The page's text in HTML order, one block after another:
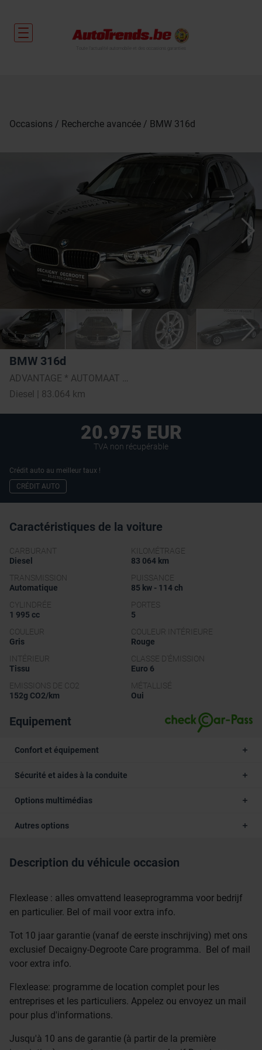
Occasions Recherche avancée BMW 316d
BMW 316d
Diesel | 83.064 km
20.975 EUR
TVA non récupérable
Crédit auto au meilleur taux !
CRÉDIT AUTO
Caractéristiques de la voiture
CARBURANT
Diesel
KILOMÉTRAGE
83 064 km
TRANSMISSION
Automatique
PUISSANCE
85 kw - 114 ch
CYLINDRÉE
1 995 cc
PORTES
5
COULEUR
Gris
COULEUR INTÉRIEURE
Rouge
INTÉRIEUR
Tissu
CLASSE D'ÉMISSION
Euro 6
EMISSIONS DE CO2
152g CO2/km
MÉTALLISÉ
Oui
Equipement
Confort et équipement
Sécurité et aides à la conduite
Options multimédias
Autres options
Description du véhicule occasion
Flexlease : alles omvattend leaseprogramma voor bedrijf
en particulier. Bel of mail voor extra info.
Tot 10 jaar garantie (vanaf de eerste inschrijving) met ons
exclusief Decaigny-Degroote Care programma. Bel of mail
voor extra info.
Flexlease: programme de location complet pour les
entreprises et les particuliers. Appelez ou envoyez un mail
pour plus d'informations.
Jusqu'à 10 ans de garantie (à partir de la première